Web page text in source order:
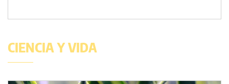
CIENCIA Y VIDA